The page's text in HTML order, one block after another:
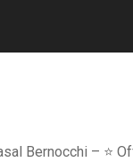
Bernocchi – ⭐